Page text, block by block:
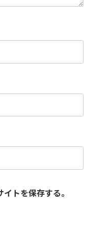
トを保存する。